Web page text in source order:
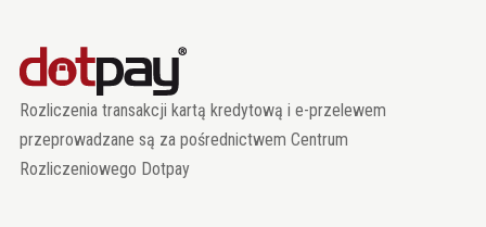
Rozliczenia transakcji kartą kredytową i e-przelewem
przeprowadzane są za pośrednictwem Centrum
Rozliczeniowego Dotpay